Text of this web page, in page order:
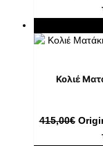
Κολιέ
415,00€